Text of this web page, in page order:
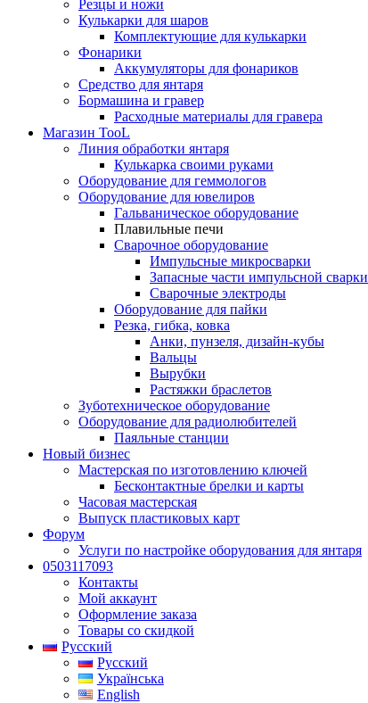
Резцы и ножи
Кулькарки для шаров
Комплектующие для кулькарки
Фонарики
Аккумуляторы для фонариков
Средство для янтаря
Бормашина и гравер
Расходные материалы для гравера
Магазин TooL
Линия обработки янтаря
Кулькарка своими руками
Оборудование для геммологов
Оборудование для ювелиров
Гальваническое оборудование
Плавильные печи
Сварочное оборудование
Импульсные микросварки
Запасные части импульсной сварки
Сварочные электроды
Оборудование для пайки
Резка, гибка, ковка
Анки, пунзеля, дизайн-кубы
Вальцы
Вырубки
Растяжки браслетов
Зуботехническое оборудование
Оборудование для радиолюбителей
Паяльные станции
Новый бизнес
Мастерская по изготовлению ключей
Бесконтактные брелки и карты
Часовая мастерская
Выпуск пластиковых карт
Форум
Услуги по настройке оборудования для янтаря
0503117093
Контакты
Мой аккаунт
Оформление заказа
Товары со скидкой
Русский
Русский
Українська
English